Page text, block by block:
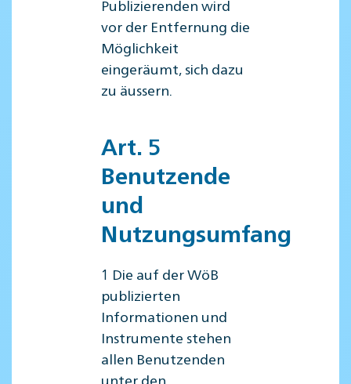
Publizierenden wird
vor der Entfernung die
Möglichkeit
eingeräumt, sich dazu
zu äussern.
Art. 5
Benutzende
und
Nutzungsumfang
1 Die auf der WöB
publizierten
Informationen und
Instrumente stehen
allen Benutzenden
unter den